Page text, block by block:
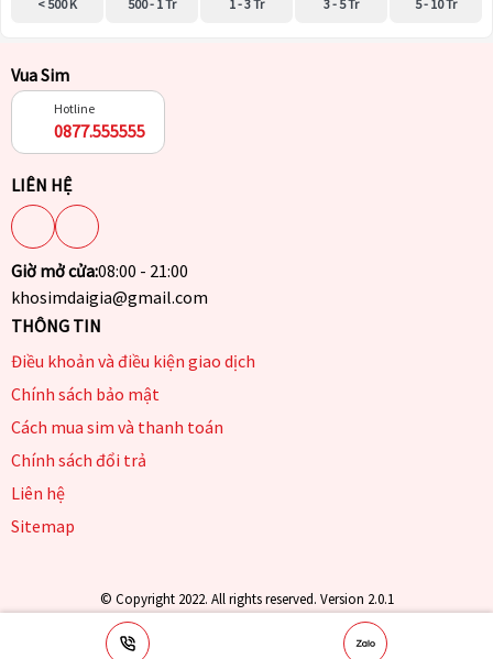
< 500 K 500 - 1 Tr 1 - 3 Tr 3 - 5 Tr 5 - 10 Tr
Vua Sim
Hotline
0877.555555
LIÊN HỆ
Giờ mở cửa:08:00 - 21:00
khosimdaigia@gmail.com
THÔNG TIN
Điều khoản và điều kiện giao dịch
Chính sách bảo mật
Cách mua sim và thanh toán
Chính sách đổi trả
Liên hệ
Sitemap
© Copyright 2022. All rights reserved. Version 2.0.1